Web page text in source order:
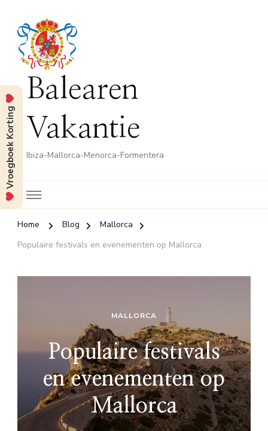
Balearen
Vakantie
Ibiza-Mallorca-Menorca-Formentera
Home Blog
Mallorca
Populaire festivals en evenementen op Mallorca
MALLORCA
Populaire festivals
en evenementen op
Mallorca
Vroegboek Korting